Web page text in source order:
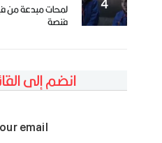
لمحات مبدعة من
فنصة
انضم إلى